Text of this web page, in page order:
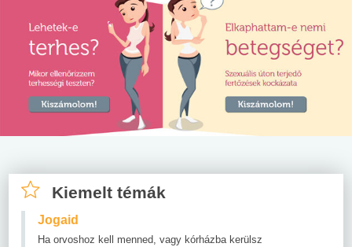
Kiemelt témák
Jogaid
Ha orvoshoz kell menned, vagy kórházba kerülsz